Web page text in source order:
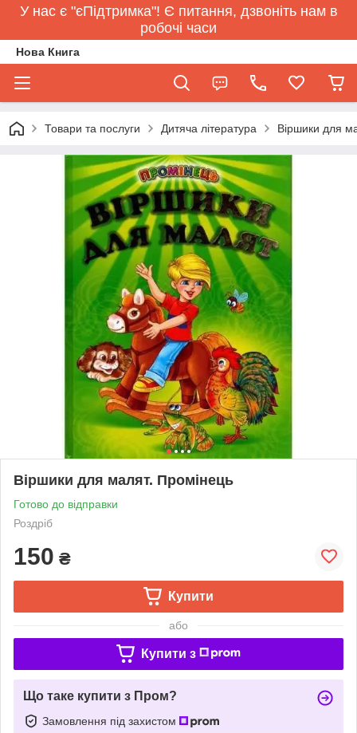
У нас є "єПідтримка"! Є питання, дзвоніть нам в
робочі часи
Нова Книга
Товари та послуги Дитяча література Віршики для
Віршики для малят. Промінець
Готово до відправки
Роздріб
150 ₴
Купити
або
Купити з
Що таке купити з Пром?
Замовлення під захистом